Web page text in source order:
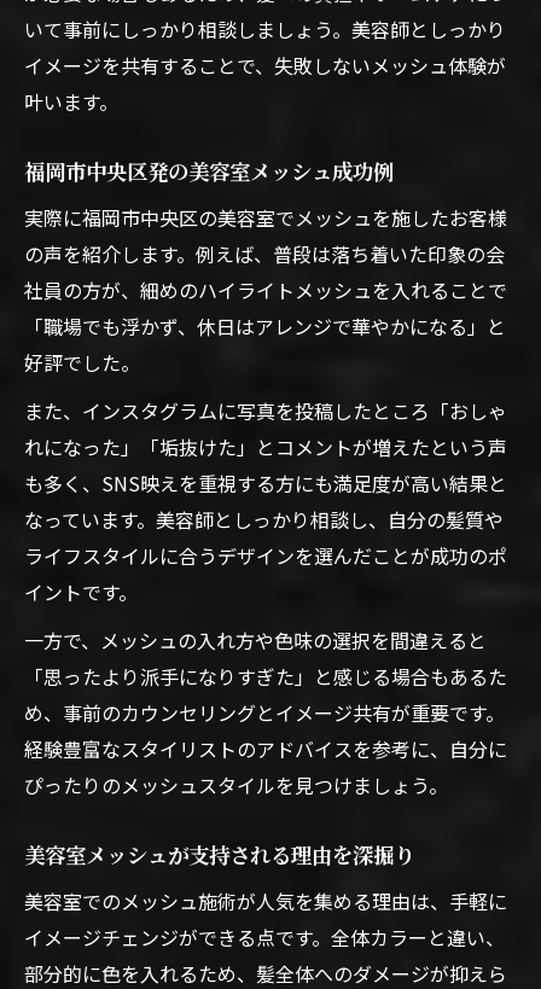
いて事前にしっかり相談しましょう。美容師としっかり
イメージを共有することで、失敗しないメッシュ体験が
叶います。
福岡市中央区発の美容室メッシュ成功例
実際に福岡市中央区の美容室でメッシュを施したお客様
の声を紹介します。例えば、普段は落ち着いた印象の会
社員の方が、細めのハイライトメッシュを入れることで
「職場でも浮かず、休日はアレンジで華やかになる」と
好評でした。
また、インスタグラムに写真を投稿したところ「おしゃ
れになった」「垢抜けた」とコメントが増えたという声
も多く、SNS映えを重視する方にも満足度が高い結果と
なっています。美容師としっかり相談し、自分の髪質や
ライフスタイルに合うデザインを選んだことが成功のポ
イントです。
一方で、メッシュの入れ方や色味の選択を間違えると
「思ったより派手になりすぎた」と感じる場合もあるた
め、事前のカウンセリングとイメージ共有が重要です。
経験豊富なスタイリストのアドバイスを参考に、自分に
ぴったりのメッシュスタイルを見つけましょう。
美容室メッシュが支持される理由を深掘り
美容室でのメッシュ施術が人気を集める理由は、手軽に
イメージチェンジができる点です。全体カラーと違い、
部分的に色を入れるため、髪全体へのダメージが抑えら